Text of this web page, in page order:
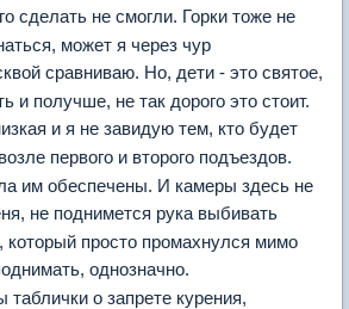
сделать не смогли. Горки тоже не
может я через чур
сравниваю. Но, дети - это святое,
и получше, не так дорого это стоит.
и я не завидую тем, кто будет
первого и второго подъездов.
им обеспечены. И камеры здесь не
не поднимется рука выбивать
который просто промахнулся мимо
однозначно.
о запрете курения,